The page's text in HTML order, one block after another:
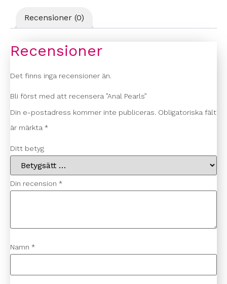
Recensioner (0)
Recensioner
Det finns inga recensioner än.
Bli först med att recensera ”Anal Pearls”
Din e-postadress kommer inte publiceras. Obligatoriska fält
är märkta *
Ditt betyg
Din recension *
Namn *